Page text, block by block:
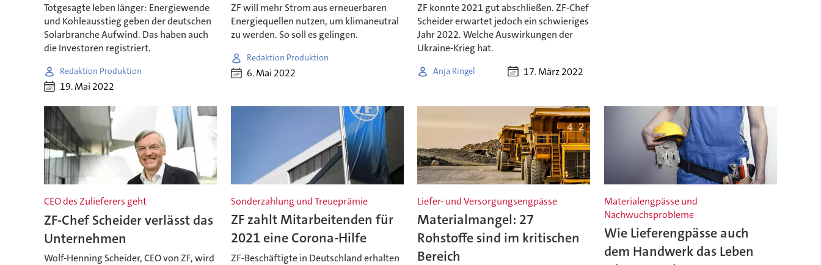
Totgesagte leben länger: Energiewende
und Kohleausstieg geben der deutschen
Solarbranche Aufwind. Das haben auch
die Investoren registriert.
Redaktion Produktion
19. Mai 2022
ZF will mehr Strom aus erneuerbaren
Energiequellen nutzen, um klimaneutral
zu werden. So soll es gelingen.
Redaktion Produktion
6. Mai 2022
ZF konnte 2021 gut abschließen. ZF-Chef
Scheider erwartet jedoch ein schwieriges
Jahr 2022. Welche Auswirkungen der
Ukraine-Krieg hat.
Anja Ringel 17. März 2022
CEO des Zulieferers geht
ZF-Chef Scheider verlässt das
Unternehmen
Wolf-Henning Scheider, CEO von ZF, wird
Sonderzahlung und Treueprämie
ZF zahlt Mitarbeitenden für
2021 eine Corona-Hilfe
ZF-Beschäftigte in Deutschland erhalten
Liefer- und Versorgungsengpässe
Materialmangel: 27
Rohstoffe sind im kritischen
Bereich
Materialengpässe und
Nachwuchsprobleme
Wie Lieferengpässe auch
dem Handwerk das Leben